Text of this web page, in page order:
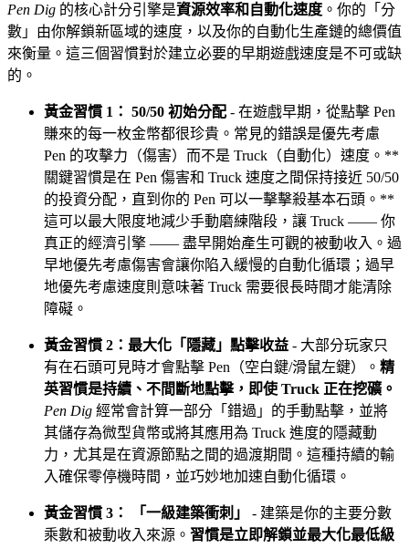
Pen Dig 的核心計分引擎是資源效率和自動化速度 。你的「分
數」由你解鎖新區域的速度，以及你的自動化生產鏈的總價值
來衡量。這三個習慣對於建立必要的早期遊戲速度是不可或缺
的。
黃金習慣 1： 50/50 初始分配 - 在遊戲早期，從點擊 Pen
賺來的每一枚金幣都很珍貴。常見的錯誤是優先考慮
Pen 的攻擊力（傷害）而不是 Truck（自動化）速度。**
關鍵習慣是在 Pen 傷害和 Truck 速度之間保持接近 50/50
的投資分配，直到你的 Pen 可以一擊擊殺基本石頭。**
這可以最大限度地減少手動磨練階段，讓 Truck —— 你
真正的經濟引擎 —— 盡早開始產生可觀的被動收入。過
早地優先考慮傷害會讓你陷入緩慢的自動化循環；過早
地優先考慮速度則意味著 Truck 需要很長時間才能清除
障礙。
黃金習慣 2：最大化「隱藏」點擊收益 - 大部分玩家只
有在石頭可見時才會點擊 Pen（空白鍵/滑鼠左鍵）。 精
英習慣是持續、不間斷地點擊，即使 Truck 正在挖礦。
Pen Dig 經常會計算一部分「錯過」的手動點擊，並將
其儲存為微型貨幣或將其應用為 Truck 進度的隱藏動
力，尤其是在資源節點之間的過渡期間。這種持續的輸
入確保零停機時間，並巧妙地加速自動化循環。
黃金習慣 3： 「一級建築衝刺」
- 建築是你的主要分數
乘數和被動收入來源。 習慣是立即解鎖並最大化最低級